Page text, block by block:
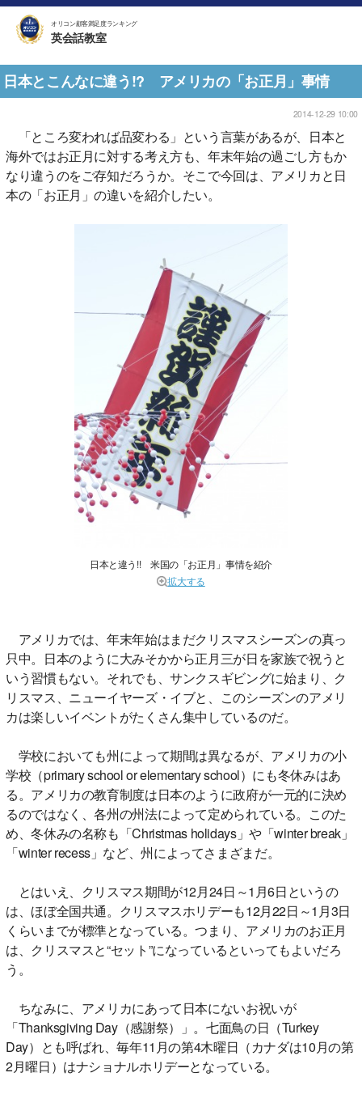
オリコン顧客満足度ランキング
英会話教室
日本とこんなに違う!? アメリカの「お正月」事情
2014-12-29 10:00
「ところ変われば品変わる」という言葉があるが、日本と
海外ではお正月に対する考え方も、年末年始の過ごし方もか
なり違うのをご存知だろうか。そこで今回は、アメリカと日
本の「お正月」の違いを紹介したい。
日本と違う!! 米国の「お正月」事情を紹介
拡大する
アメリカでは、年末年始はまだクリスマスシーズンの真っ
只中。日本のように大みそかから正月三が日を家族で祝うと
いう習慣もない。それでも、サンクスギビングに始まり、ク
リスマス、ニューイヤーズ・イブと、このシーズンのアメリ
カは楽しいイベントがたくさん集中しているのだ。
学校においても州によって期間は異なるが、アメリカの小
学校（primary school or elementary school）にも冬休みはあ
る。アメリカの教育制度は日本のように政府が一元的に決め
るのではなく、各州の州法によって定められている。このた
め、冬休みの名称も「Christmas holidays」や「winter break」
「winter recess」など、州によってさまざまだ。
とはいえ、クリスマス期間が12月24日～1月6日というの
は、ほぼ全国共通。クリスマスホリデーも12月22日～1月3日
くらいまでが標準となっている。つまり、アメリカのお正月
は、クリスマスと“セット”になっているといってもよいだろ
う。
ちなみに、アメリカにあって日本にないお祝いが
「Thanksgiving Day（感謝祭）」。七面鳥の日（Turkey
Day）とも呼ばれ、毎年11月の第4木曜日（カナダは10月の第
2月曜日）はナショナルホリデーとなっている。